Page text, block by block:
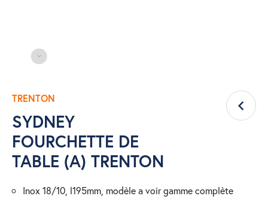
TRENTON
SYDNEY
FOURCHETTE DE
TABLE (A) TRENTON
inox 18/10, l195mm, modèle a voir gamme complète